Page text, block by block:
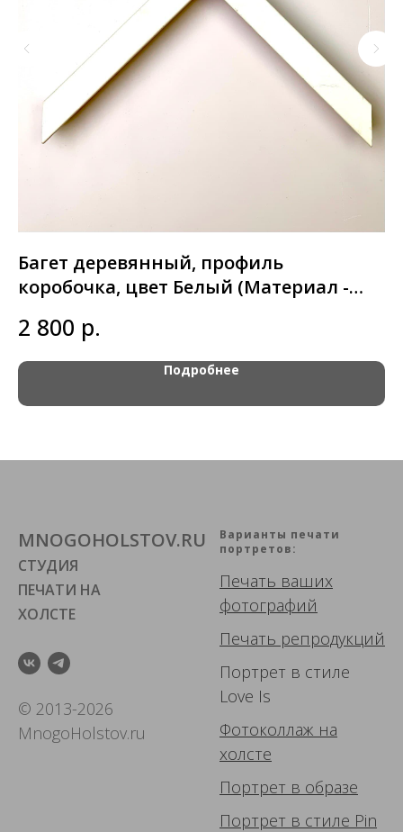
Багет деревянный, профиль
коробочка, цвет Белый (Материал -
2 800 р.
Подробнее
MNOGOHOLSTOV.RU
СТУДИЯ
ПЕЧАТИ НА
ХОЛСТЕ
© 2013-2026
MnogoHolstov.ru
Варианты печати
портретов:
Печать ваших
фотографий
Печать репродукций
Портрет в стиле
Love Is
Фотоколлаж на
холсте
Портрет в образе
Портрет в стиле Pin